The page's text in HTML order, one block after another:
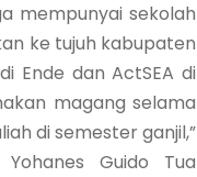
mempunyai sekolah
ke tujuh kabupaten
Ende dan ActSEA di
magang selama
di semester ganjil,”
Guido Tua